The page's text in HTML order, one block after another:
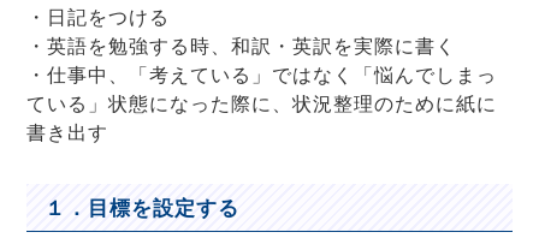
・日記をつける
・英語を勉強する時、和訳・英訳を実際に書く
・仕事中、「考えている」ではなく「悩んでしまっ
ている」状態になった際に、状況整理のために紙に
書き出す
１．目標を設定する